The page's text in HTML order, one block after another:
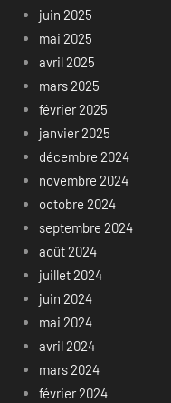
juin 2025
mai 2025
avril 2025
mars 2025
février 2025
janvier 2025
décembre 2024
novembre 2024
octobre 2024
septembre 2024
août 2024
juillet 2024
juin 2024
mai 2024
avril 2024
mars 2024
février 2024